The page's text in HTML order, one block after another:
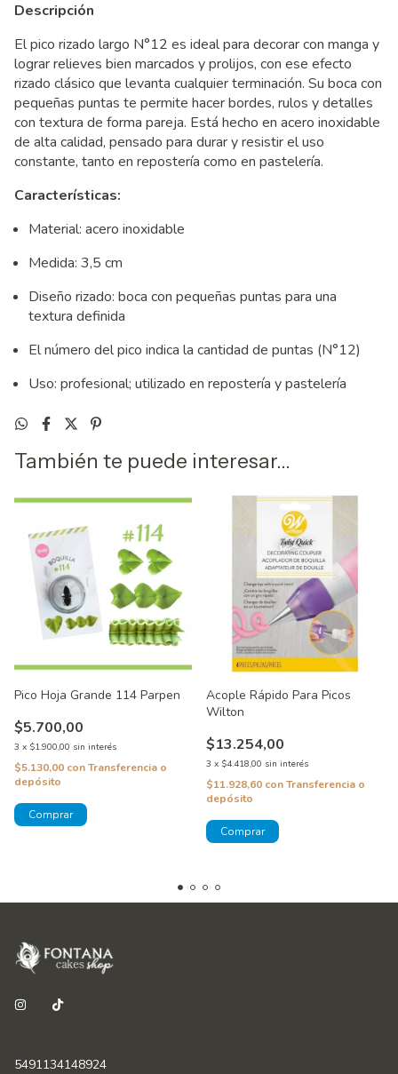
Descripción
El pico rizado largo N°12 es ideal para decorar con manga y
lograr relieves bien marcados y prolijos, con ese efecto
rizado clásico que levanta cualquier terminación. Su boca con
pequeñas puntas te permite hacer bordes, rulos y detalles
con textura de forma pareja. Está hecho en acero inoxidable
de alta calidad, pensado para durar y resistir el uso
constante, tanto en repostería como en pastelería.
Características:
Material: acero inoxidable
Medida: 3,5 cm
Diseño rizado: boca con pequeñas puntas para una
textura definida
El número del pico indica la cantidad de puntas (N°12)
Uso: profesional; utilizado en repostería y pastelería
También te puede interesar...
Pico Hoja Grande 114 Parpen
$5.700,00
3 x $1.900,00 sin interés
$5.130,00 conTransferencia o
depósito
Acople Rápido Para Picos
Wilton
$13.254,00
3 x $4.418,00 sin interés
$11.928,60 conTransferencia o
depósito
5491134148924